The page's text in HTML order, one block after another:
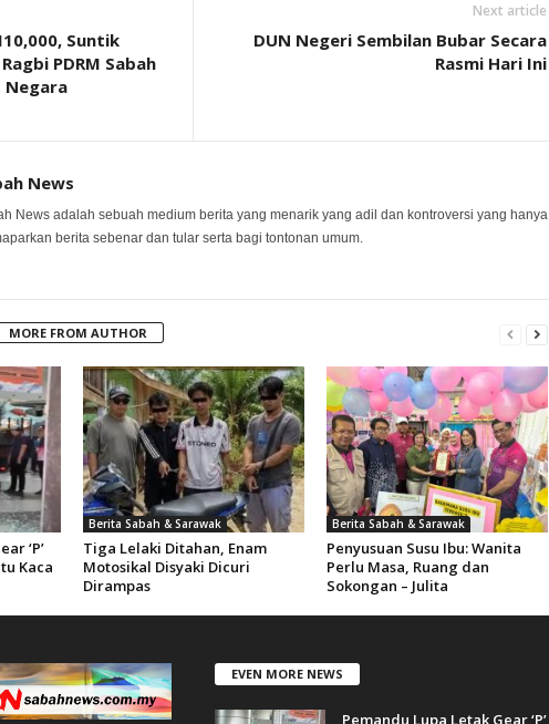
Suntik
PDRM Sabah
Negara
Next article
DUN Negeri Sembilan Bubar Secara
Rasmi Hari Ini
News
News adalah sebuah medium berita yang menarik yang adil dan kontroversi yang hanya
berita sebenar dan tular serta bagi tontonan umum.
MORE FROM AUTHOR
‘P’
Kaca
Berita Sabah & Sarawak
Tiga Lelaki Ditahan, Enam
Motosikal Disyaki Dicuri
Dirampas
Berita Sabah & Sarawak
Penyusuan Susu Ibu: Wanita
Perlu Masa, Ruang dan
Sokongan – Julita
EVEN MORE NEWS
Pemandu Lupa Letak Gear ‘P’